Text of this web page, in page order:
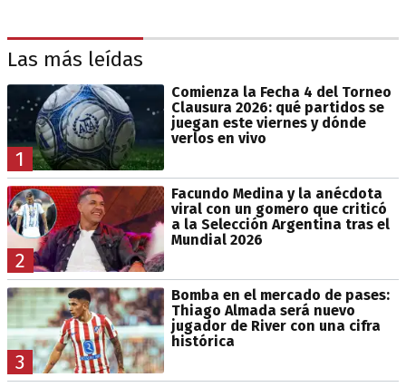
Las más leídas
1
Comienza la Fecha 4 del Torneo
Clausura 2026: qué partidos se
juegan este viernes y dónde
verlos en vivo
2
Facundo Medina y la anécdota
viral con un gomero que criticó
a la Selección Argentina tras el
Mundial 2026
3
Bomba en el mercado de pases:
Thiago Almada será nuevo
jugador de River con una cifra
histórica